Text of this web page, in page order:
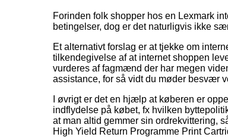
Forinden folk shopper hos en Lexmark
betingelser, dog er det naturligvis ikke
Et alternativt forslag er at tjekke om
tilkendegivelse af at internet shoppen
vurderes af fagmænd der har megen
assistance, for så vidt du møder besvær
I øvrigt er det en hjælp at køberen er
indflydelse på købet, fx hvilken
at man altid gemmer sin ordrekvittering,
High Yield Return Programme Print